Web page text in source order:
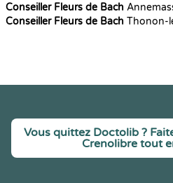
Conseiller Fleurs de Bach
Conseiller Fleurs de Bach Thonon-
Vous quittez Doctolib ?
Crenolibre tout